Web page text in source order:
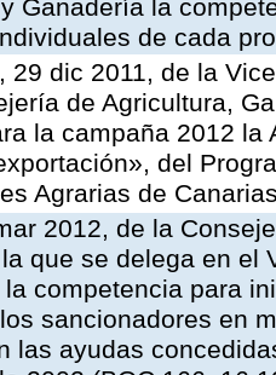
Ganadería la
de cada
29 dic 2011, de la
de Agricultura,
la campaña 2012
del
Agrarias de
2012, de la
que se delega en el
competencia para
sancionadores en
las ayudas